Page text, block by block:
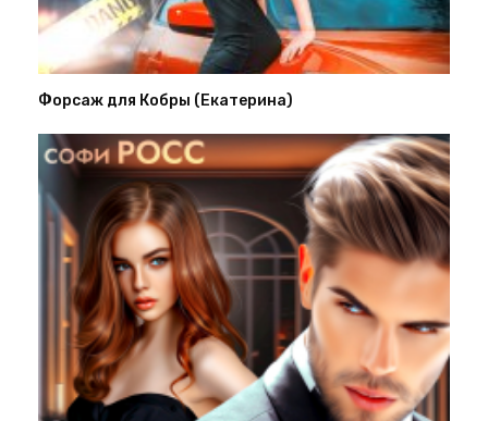
Форсаж для Кобры (Екатерина)